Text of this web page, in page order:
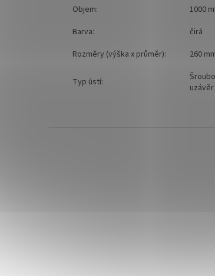
Objem:
1000
Barva:
čirá
Rozměry (výška x průměr):
260
Typ ústí: